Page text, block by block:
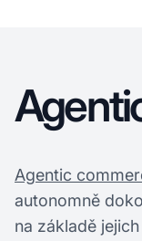
Agentic
autonomně
na základě